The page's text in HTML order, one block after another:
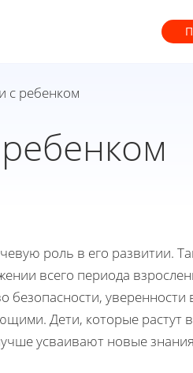
с ребенком
роль в его развитии.
всего периода
безопасности, уверенности
Дети, которые растут
усваивают новые